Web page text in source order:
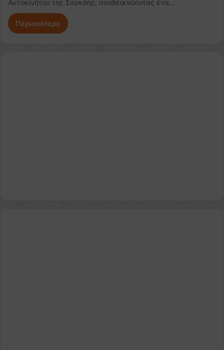
Αυτοκινήτου της Σαγκάης, αναδεικνύοντας ένα…
Περισσότερα